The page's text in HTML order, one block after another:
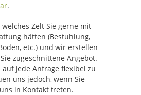
.
welches Zelt Sie gerne mit
hätten (Bestuhlung,
etc.) und wir erstellen
zugeschnittene Angebot.
jede Anfrage flexibel zu
uns jedoch, wenn Sie
in Kontakt treten.